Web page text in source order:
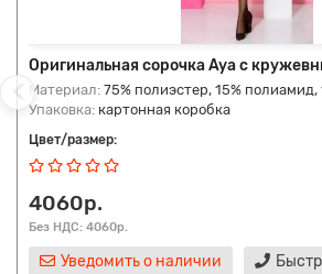
Оригинальная сорочка Aya с
Материал: 75% полиэстер, 15% полиамид,
Упаковка: картонная коробка
Цвет/размер:
4060р.
Без НДС: 4060р.
Уведомить о наличии